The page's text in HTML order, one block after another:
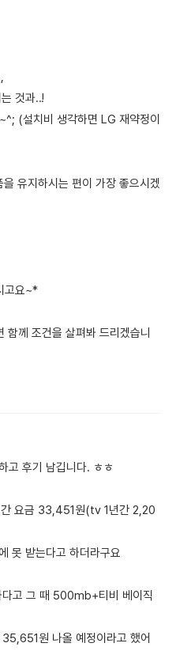
것과..!
(설치비 생각하면 LG 재약정이
유지하시는 편이 가장 좋으시겠
고요~*
함께 조건을 살펴봐 드리겠습니
고 후기 남깁니다. ㅎㅎ
요금 33,451원(tv 1년간 2,20
못 받는다고 하더라구요
다고 그 때 500mb+티비 베이직
원 나올 예정이라고 했어